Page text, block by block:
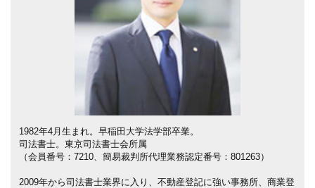
1982年4月生まれ。早稲田大学法学部卒業。
司法書士。東京司法書士会所属
（会員番号：7210、簡易裁判所代理業務認定番号：801263）
2009年から司法書士業界に入り、不動産登記に強い事務所、商業登